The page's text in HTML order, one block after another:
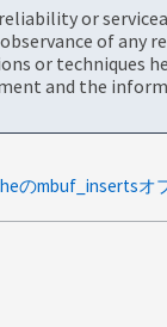
or
of any
or techniques
and the